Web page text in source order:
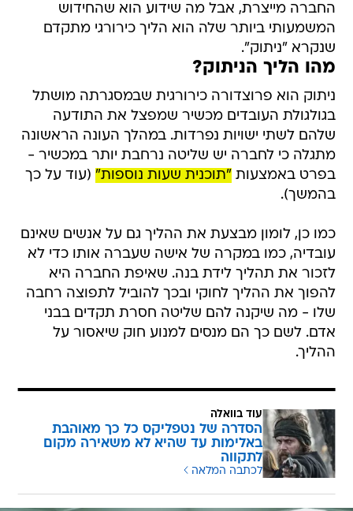
החברה מייצרת, אבל מה שידוע הוא שהחידוש
המשמעותי ביותר שלה הוא הליך כירורגי מתקדם
שנקרא "ניתוק".
מהו הליך הניתוק?
ניתוק הוא פרוצדורה כירורגית שבמסגרתה מושתל
בגולגולת העובדים מכשיר שמפצל את התודעה
שלהם לשתי ישויות נפרדות. במהלך העונה הראשונה
מתגלה כי לחברה יש שליטה נרחבת יותר במכשיר -
בפרט באמצעות "תוכנית שעות נוספות" (עוד על כך
בהמשך).
כמו כן, לומון מבצעת את ההליך גם על אנשים שאינם
עובדיה, כמו במקרה של אישה שעברה אותו כדי לא
לזכור את תהליך לידת בנה. שאיפת החברה היא
להפוך את ההליך לחוקי ובכך להוביל לתפוצה רחבה
שלו - מה שיקנה להם שליטה חסרת תקדים בבני
אדם. לשם כך הם מנסים למנוע חוק שיאסור על
ההליך.
עוד בוואלה
הסדרה של נטפליקס כל כך מאוהבת
באלימות עד שהיא לא משאירה מקום
לתקווה
לכתבה המלאה